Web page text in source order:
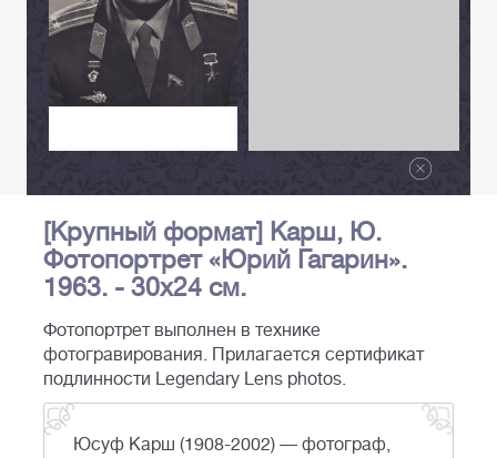
[Крупный формат] Карш, Ю.
Фотопортрет «Юрий Гагарин».
1963. - 30х24 см.
Фотопортрет выполнен в технике
фотогравирования. Прилагается сертификат
подлинности Legendary Lens photos.
Юсуф Карш (1908-2002) — фотограф,